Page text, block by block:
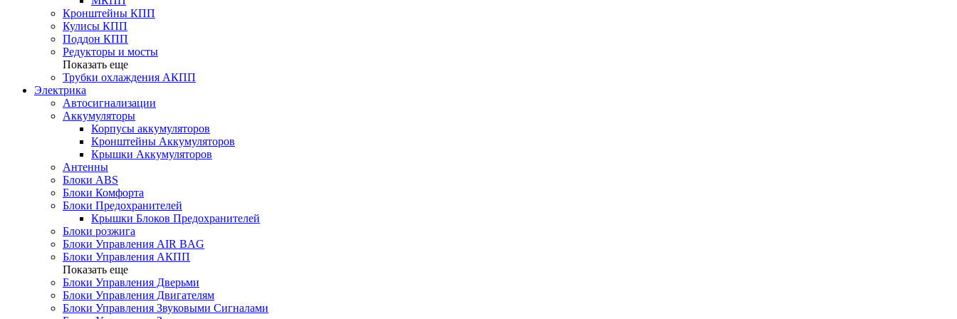
Кронштейны КПП
Кулисы КПП
Поддон КПП
Редукторы и мосты
Показать еще
Трубки охлаждения АКПП
Электрика
Автосигнализации
Аккумуляторы
Корпусы аккумуляторов
Кронштейны Аккумуляторов
Крышки Аккумуляторов
Антенны
Блоки ABS
Блоки Комфорта
Блоки Предохранителей
Крышки Блоков Предохранителей
Блоки розжига
Блоки Управления AIR BAG
Блоки Управления АКПП
Показать еще
Блоки Управления Дверьми
Блоки Управления Двигателям
Блоки Управления Звуковыми Сигналами